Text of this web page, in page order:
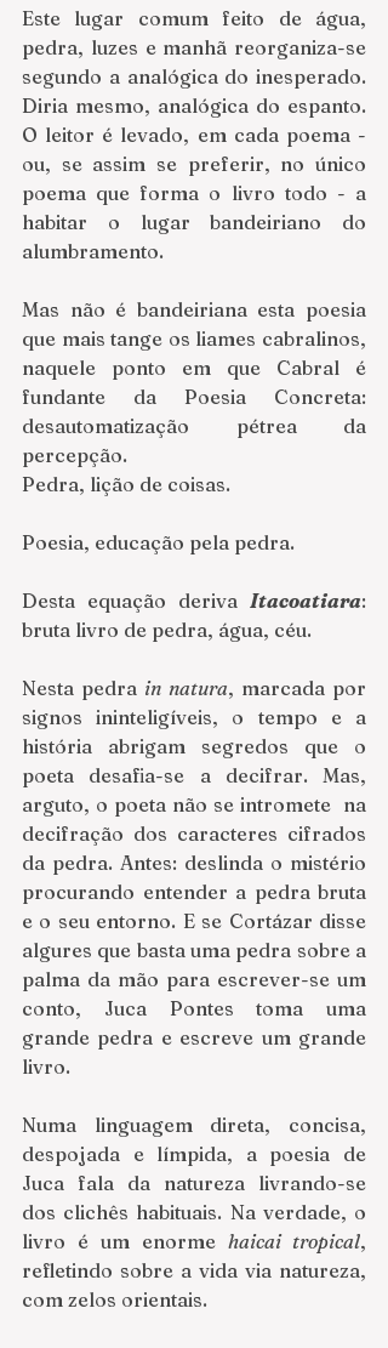
Este lugar comum feito de água,
pedra, luzes e manhã reorganiza-se
segundo a analógica do inesperado.
Diria mesmo, analógica do espanto.
O leitor é levado, em cada poema -
ou, se assim se preferir, no único
poema que forma o livro todo - a
habitar o lugar bandeiriano do
alumbramento.
Mas não é bandeiriana esta poesia
que mais tange os liames cabralinos,
naquele ponto em que Cabral é
fundante da Poesia Concreta:
desautomatização pétrea da
percepção.
Pedra, lição de coisas.
Poesia, educação pela pedra.
Desta equação deriva Itacoatiara:
bruta livro de pedra, água, céu.
Nesta pedra in natura, marcada por
signos ininteligíveis, o tempo e a
história abrigam segredos que o
poeta desafia-se a decifrar. Mas,
arguto, o poeta não se intromete  na
decifração dos caracteres cifrados
da pedra. Antes: deslinda o mistério
procurando entender a pedra bruta
e o seu entorno. E se Cortázar disse
algures que basta uma pedra sobre a
palma da mão para escrever-se um
conto, Juca Pontes toma uma
grande pedra e escreve um grande
livro.
Numa linguagem direta, concisa,
despojada e límpida, a poesia de
Juca fala da natureza livrando-se
dos clichês habituais. Na verdade, o
livro é um enorme haicai tropical,
refletindo sobre a vida via natureza,
com zelos orientais.